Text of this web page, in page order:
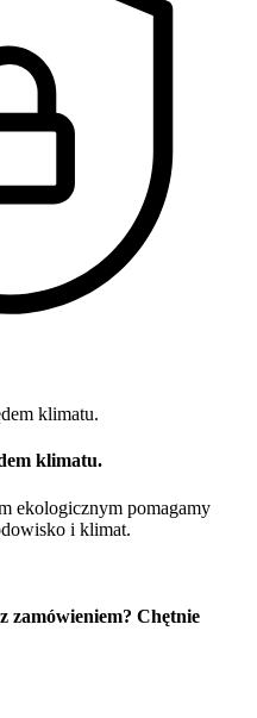
klimatu.
ekologicznym pomagamy
i klimat.
zamówieniem? Chętnie